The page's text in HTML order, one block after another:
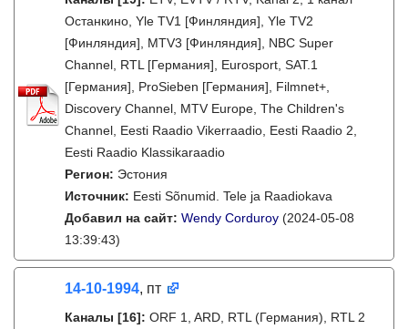
Останкино, Yle TV1 [Финляндия], Yle TV2
[Финляндия], MTV3 [Финляндия], NBC Super
Channel, RTL [Германия], Eurosport, SAT.1
[Германия], ProSieben [Германия], Filmnet+,
Discovery Channel, MTV Europe, The Children's
Channel, Eesti Raadio Vikerraadio, Eesti Raadio 2,
Eesti Raadio Klassikaraadio
Регион: Эстония
Источник: Eesti Sõnumid. Tele ja Raadiokava
Добавил на сайт: Wendy Corduroy (2024-05-08
13:39:43)
14-10-1994, пт
Каналы [16]: ORF 1, ARD, RTL (Германия), RTL 2